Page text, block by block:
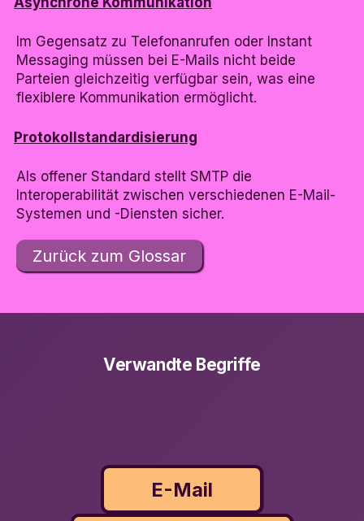
Im Gegensatz zu Telefonanrufen oder Instant
Messaging müssen bei E-Mails nicht beide
Parteien gleichzeitig verfügbar sein, was eine
flexiblere Kommunikation ermöglicht.
Protokollstandardisierung
Als offener Standard stellt SMTP die
Interoperabilität zwischen verschiedenen E-Mail-
Systemen und -Diensten sicher.
Zurück zum Glossar
Verwandte Begriffe
E-Mail